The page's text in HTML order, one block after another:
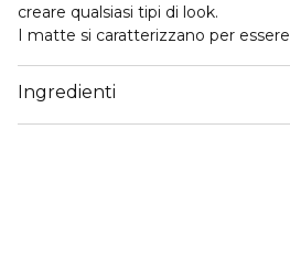
creare qualsiasi tipi di look.
I matte si caratterizzano per
Gli shimmer, arrichitti da perle
formulazione bagnata e cremosa,
metallizzato e riflettente, dalle
Ingredienti